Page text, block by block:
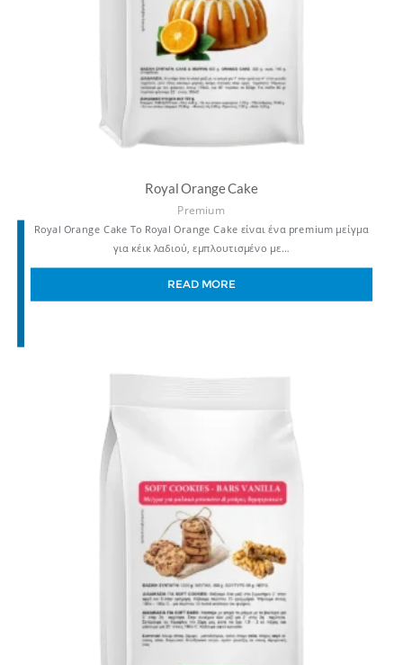
Royal Orange Cake
Premium
Royal Orange Cake Το Royal Orange Cake είναι ένα premium μείγμα
για κέικ λαδιού, εμπλουτισμένο με…
READ MORE